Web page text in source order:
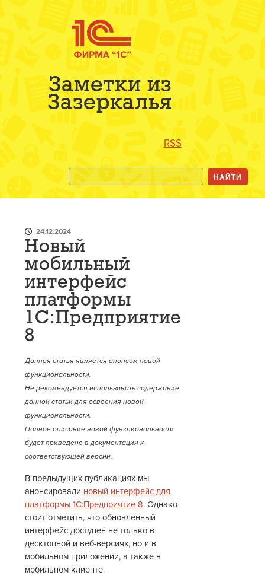
Заметки из
Зазеркалья
RSS
24.12.2024
Новый
мобильный
интерфейс
платформы
1С:Предприятие
8
Данная статья является анонсом новой
функциональности.
Не рекомендуется использовать содержание
данной статьи для освоения новой
функциональности.
Полное описание новой функциональности
будет приведено в документации к
соответствующей версии.
В предыдущих публикациях мы
анонсировали новый интерфейс для
платформы 1С:Предприятие 8. Однако
стоит отметить, что обновленный
интерфейс доступен не только в
десктопной и веб-версиях, но и в
мобильном приложении, а также в
мобильном клиенте.